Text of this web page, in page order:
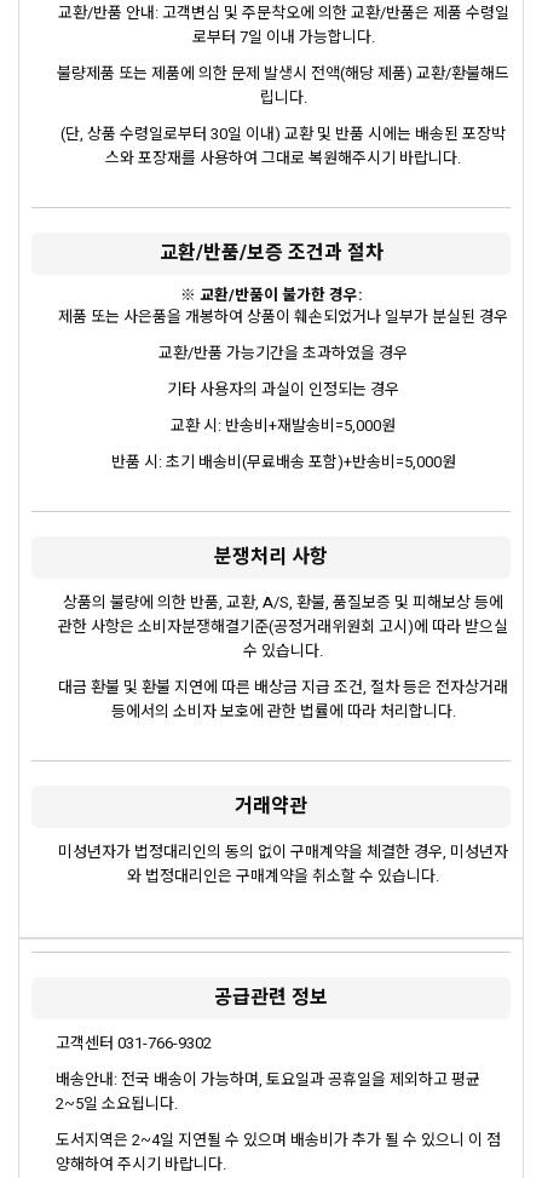
교환/반품 안내: 고객변심 및 주문착오에 의한 교환/반품은 제품 수령일
로부터 7일 이내 가능합니다.
불량제품 또는 제품에 의한 문제 발생시 전액(해당 제품) 교환/환불해드
립니다.
(단, 상품 수령일로부터 30일 이내) 교환 및 반품 시에는 배송된 포장박
스와 포장재를 사용하여 그대로 복원해주시기 바랍니다.
교환/반품/보증 조건과 절차
※ 교환/반품이 불가한 경우:
제품 또는 사은품을 개봉하여 상품이 훼손되었거나 일부가 분실된 경우
교환/반품 가능기간을 초과하였을 경우
기타 사용자의 과실이 인정되는 경우
교환 시: 반송비+재발송비=5,000원
반품 시: 초기 배송비(무료배송 포함)+반송비=5,000원
분쟁처리 사항
상품의 불량에 의한 반품, 교환, A/S, 환불, 품질보증 및 피해보상 등에
관한 사항은 소비자분쟁해결기준(공정거래위원회 고시)에 따라 받으실
수 있습니다.
대금 환불 및 환불 지연에 따른 배상금 지급 조건, 절차 등은 전자상거래
등에서의 소비자 보호에 관한 법률에 따라 처리합니다.
거래약관
미성년자가 법정대리인의 동의 없이 구매계약을 체결한 경우, 미성년자
와 법정대리인은 구매계약을 취소할 수 있습니다.
공급관련 정보
고객센터 031-766-9302
배송안내: 전국 배송이 가능하며, 토요일과 공휴일을 제외하고 평균
2~5일 소요됩니다.
도서지역은 2~4일 지연될 수 있으며 배송비가 추가 될 수 있으니 이 점
양해하여 주시기 바랍니다.